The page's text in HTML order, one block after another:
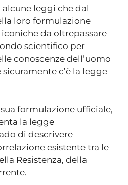
alcune leggi che dal
loro formulazione
da oltrepassare
scientifico per
conoscenze dell’uomo
c’è la legge
sua formulazione ufficiale,
la legge
di descrivere
esistente tra le
Resistenza, della